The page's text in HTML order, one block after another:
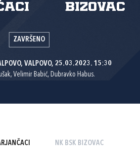
Bizovac
ZAVRŠENO
VALPOVO, 25.03.2023. 15:30
Velimir Babić, Dubravko Habus.
NK BSK BIZOVAC